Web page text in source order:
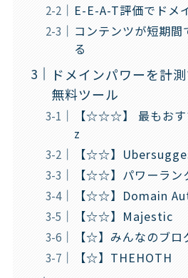
E-E-A-T評価でドメ
コンテンツが短期
る
ドメインパワーを計
無料ツール
【☆☆☆】 最もおす
z
【☆☆】
【☆☆】パワーラ
【☆☆】Domain
【☆☆】Majestic
【☆】みんなのブ
【☆】THEHOTH